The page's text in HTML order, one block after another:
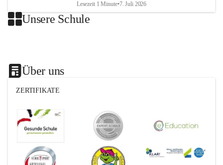
Lesezeit 1 Minute•7. Juli 2026
Unsere Schule
Über uns
ZERTIFIKATE